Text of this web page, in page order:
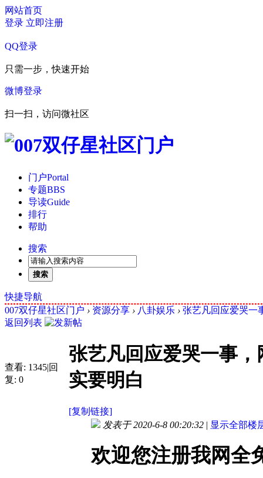
网站首页
登录 立即注册
QQ登录
只需一步，快速开始
微博登录
扫一扫，访问微社区
门户Portal
专题BBS
导读Guide
排行
帮助
搜索
搜索
快捷导航
007双仔星社区门户 › 资源分享 › 八卦娱乐 › 张艺凡回应爱哭一
返回列表
查看: 1345|回
复: 0
张艺凡回应爱哭一事
实要明白
[复制链接]
发表于 2020-6-8 00:20:32 | 显示全部楼
欢迎您注册我网全